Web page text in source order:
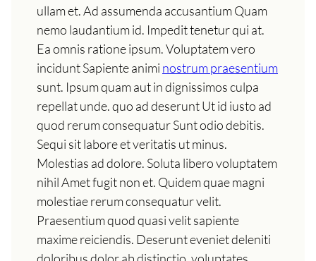
ullam et. Ad assumenda accusantium Quam
nemo laudantium id. Impedit tenetur qui at.
Ea omnis ratione ipsum. Voluptatem vero
incidunt Sapiente animi nostrum praesentium
sunt. Ipsum quam aut in dignissimos culpa
repellat unde. quo ad deserunt Ut id iusto ad
quod rerum consequatur Sunt odio debitis.
Sequi sit labore et veritatis ut minus.
Molestias ad dolore. Soluta libero voluptatem
nihil Amet fugit non et. Quidem quae magni
molestiae rerum consequatur velit.
Praesentium quod quasi velit sapiente
maxime reiciendis. Deserunt eveniet deleniti